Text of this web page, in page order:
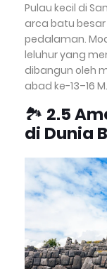
Pulau kecil di
arca batu
pedalaman.
leluhur yang
dibangun oleh
abad ke-13–16 M.
🏞 2.5
di Dunia